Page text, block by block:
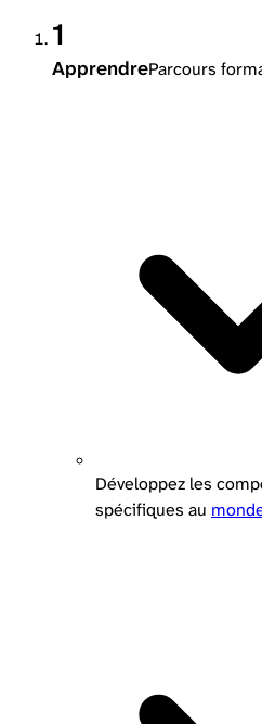
1
ApprendreParcours
Développez les
spécifiques au